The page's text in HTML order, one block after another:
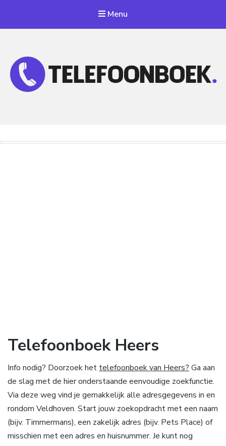
Menu
Telefoonboek Heers
Info nodig? Doorzoek het telefoonboek van Heers? Ga aan
de slag met de hier onderstaande eenvoudige zoekfunctie.
Via deze weg vind je gemakkelijk alle adresgegevens in en
rondom Veldhoven. Start jouw zoekopdracht met een naam
(bijv. Timmermans), een zakelijk adres (bijv. Pets Place) of
misschien met een adres en huisnummer. Je kunt nog